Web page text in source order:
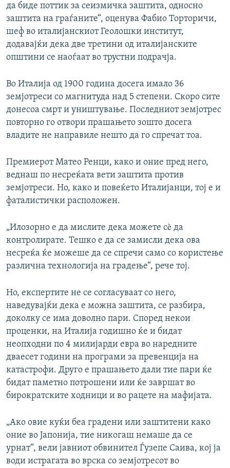
да биде поттик за сеизмичка заштита, односно
заштита на граѓаните“, оценува Фабио Торторичи,
шеф во италијанскиот Геолошки институт,
додавајќи дека две третини од италијанските
општини се наоѓаат во трустни подрачја.
Во Италија од 1900 година досега имало 36
земјотреси со магнитуда над 5 степени. Скоро сите
донесоа смрт и уништување. Последниот земјотрес
повторно го отвори прашањето зошто досега
владите не направиле нешто да го спречат тоа.
Премиерот Матео Ренци, како и оние пред него,
веднаш по несреќата вети заштита против
земјотреси. Но, како и повеќето Италијанци, тој е и
фаталистички расположен.
„Илозорно е да мислите дека можете сè да
контролирате. Тешко е да се замисли дека ова
несреќа ќе можеше да се спречи само со користење
различна технологија на градење“, рече тој.
Но, експертите не се согласуваат со него,
наведувајќи дека е можна заштита, се разбира,
доколку се има доволно пари. Според некои
проценки, на Италија годишно ќе и бидат
неопходни по 4 милијарди евра во наредните
дваесет години на програми за превенција на
катастрофи. Друго е прашањето дали тие пари ќе
бидат паметно потрошени или ќе завршат во
бирократските ходници и во рацете на мафијата.
„Ако овие куќи беа градени или заштитени како
оние во Јапонија, тие никогаш немаше да се
урнат“, вели јавниот обвинител Ѓузепе Саива, кој ја
води истрагата во врска со земјотресот во